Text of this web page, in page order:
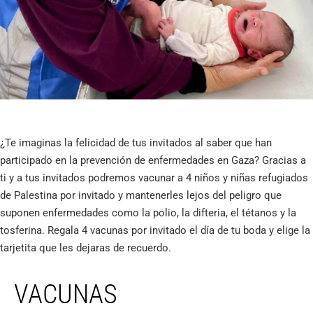
¿Te imaginas la felicidad de tus invitados al saber que han
participado en la prevención de enfermedades en Gaza? Gracias a
ti y a tus invitados podremos vacunar a 4 niños y niñas refugiados
de Palestina por invitado y mantenerles lejos del peligro que
suponen enfermedades como la polio, la difteria, el tétanos y la
tosferina. Regala 4 vacunas por invitado el día de tu boda y elige la
tarjetita que les dejaras de recuerdo.
VACUNAS